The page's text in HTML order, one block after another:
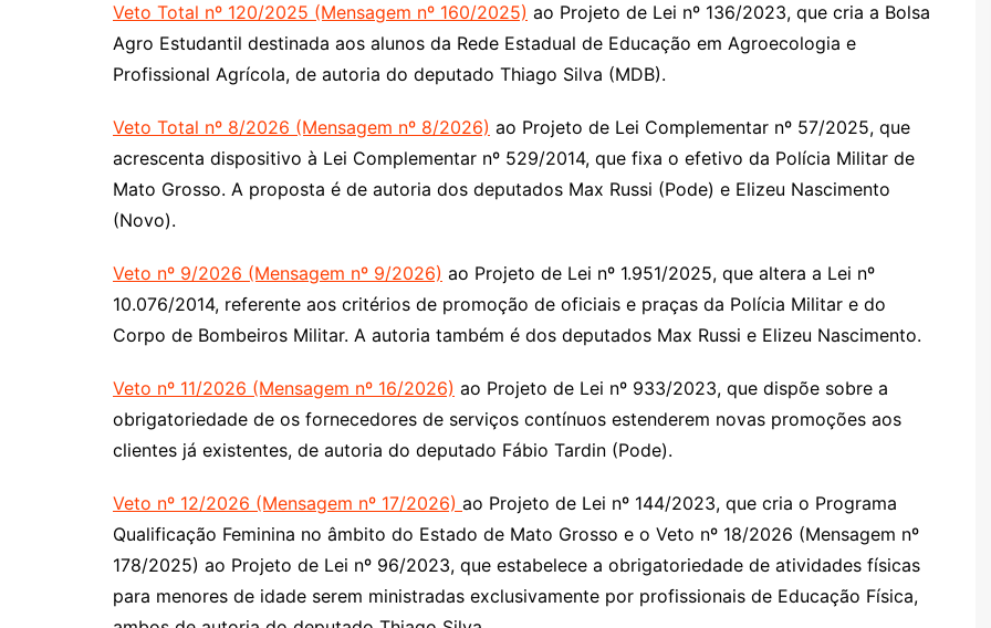
Veto Total nº 120/2025 (Mensagem nº 160/2025) ao Projeto de Lei nº 136/2023, que cria a Bolsa
Agro Estudantil destinada aos alunos da Rede Estadual de Educação em Agroecologia e
Profissional Agrícola, de autoria do deputado Thiago Silva (MDB).
Veto Total nº 8/2026 (Mensagem nº 8/2026) ao Projeto de Lei Complementar nº 57/2025, que
acrescenta dispositivo à Lei Complementar nº 529/2014, que fixa o efetivo da Polícia Militar de
Mato Grosso. A proposta é de autoria dos deputados Max Russi (Pode) e Elizeu Nascimento
(Novo).
Veto nº 9/2026 (Mensagem nº 9/2026) ao Projeto de Lei nº 1.951/2025, que altera a Lei nº
10.076/2014, referente aos critérios de promoção de oficiais e praças da Polícia Militar e do
Corpo de Bombeiros Militar. A autoria também é dos deputados Max Russi e Elizeu Nascimento.
Veto nº 11/2026 (Mensagem nº 16/2026) ao Projeto de Lei nº 933/2023, que dispõe sobre a
obrigatoriedade de os fornecedores de serviços contínuos estenderem novas promoções aos
clientes já existentes, de autoria do deputado Fábio Tardin (Pode).
Veto nº 12/2026 (Mensagem nº 17/2026) ao Projeto de Lei nº 144/2023, que cria o Programa
Qualificação Feminina no âmbito do Estado de Mato Grosso e o Veto nº 18/2026 (Mensagem nº
178/2025) ao Projeto de Lei nº 96/2023, que estabelece a obrigatoriedade de atividades físicas
para menores de idade serem ministradas exclusivamente por profissionais de Educação Física,